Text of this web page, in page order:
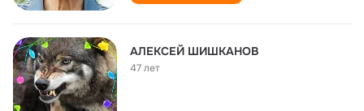
АЛЕКСЕЙ ШИШКАНОВ
47 лет